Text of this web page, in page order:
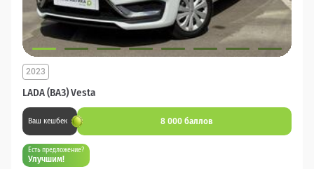
LADA (ВАЗ) Vesta
2023
Ваш кешбек 8 000 баллов
Есть предложение?
Улучшим!